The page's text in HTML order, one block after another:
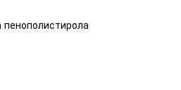
пенополистирола